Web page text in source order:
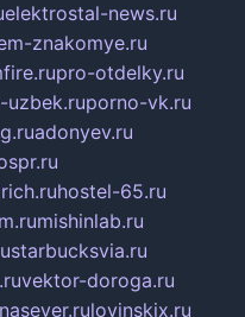
elektrostal-news.ru
znakomye.ru
pro-otdelky.ru
uzbek.ruporno-vk.ru
adonyev.ru
hostel-65.ru
mishinlab.ru
starbucksvia.ru
vektor-doroga.ru
lovinskix.ru